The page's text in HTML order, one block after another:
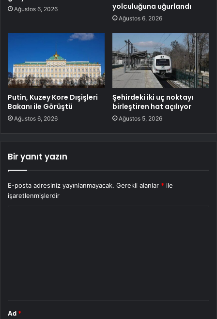
Ağustos 6, 2026
yolculuğuna uğurlandı
Ağustos 6, 2026
Putin, Kuzey Kore Dışişleri
Bakanı ile Görüştü
Ağustos 6, 2026
Şehirdeki iki uç noktayı
birleştiren hat açılıyor
Ağustos 5, 2026
Bir yanıt yazın
E-posta adresiniz yayınlanmayacak. Gerekli alanlar * ile
işaretlenmişlerdir
Ad *